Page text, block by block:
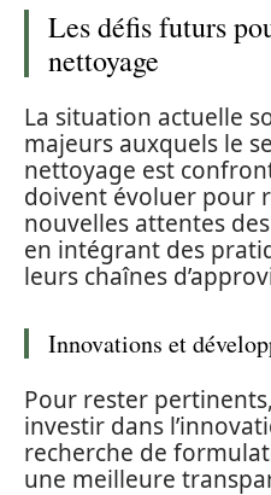
Les défis futurs
nettoyage
La situation actuelle
majeurs auxquels le
nettoyage est
doivent évoluer pour
nouvelles attentes
en intégrant des
leurs chaînes
Innovations et
Pour rester
investir dans
recherche de
une meilleure